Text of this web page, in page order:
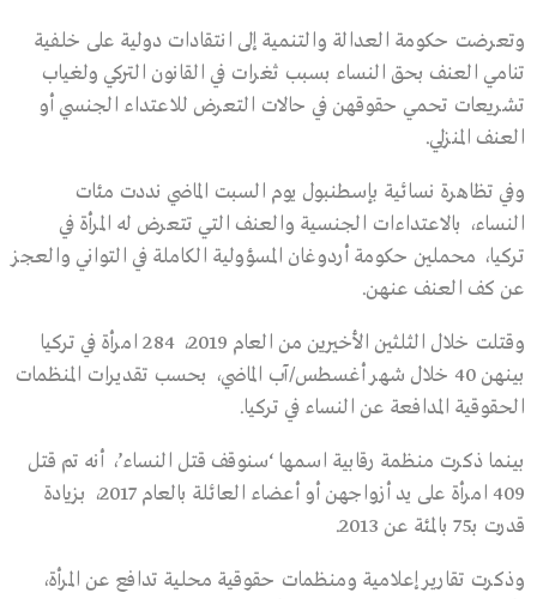
وتعرضت حكومة العدالة والتنمية إلى انتقادات دولية على خلفية
تنامي العنف بحق النساء بسبب ثغرات في القانون التركي ولغياب
تشريعات تحمي حقوقهن في حالات التعرض للاعتداء الجنسي أو
العنف المنزلي.
وفي تظاهرة نسائية بإسطنبول يوم السبت الماضي نددت مئات
النساء، بالاعتداءات الجنسية والعنف التي تتعرض له المرأة في
تركيا، محملين حكومة أردوغان المسؤولية الكاملة في التواني والعجز
عن كف العنف عنهن.
وقتلت خلال الثلثين الأخيرين من العام 2019، 284 امرأة في تركيا
بينهن 40 خلال شهر أغسطس/آب الماضي، بحسب تقديرات المنظمات
الحقوقية المدافعة عن النساء في تركيا.
بينما ذكرت منظمة رقابية اسمها ‘سنوقف قتل النساء’، أنه تم قتل
409 امرأة على يد أزواجهن أو أعضاء العائلة بالعام 2017، بزيادة
قدرت بـ75 بالمئة عن 2013.
وذكرت تقارير إعلامية ومنظمات حقوقية محلية تدافع عن المرأة،